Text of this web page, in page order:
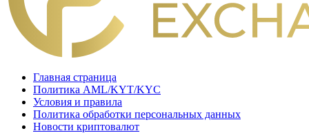
Главная страница
Политика AML/KYT/KYC
Условия и правила
Политика обработки персональных данных
Новости криптовалют